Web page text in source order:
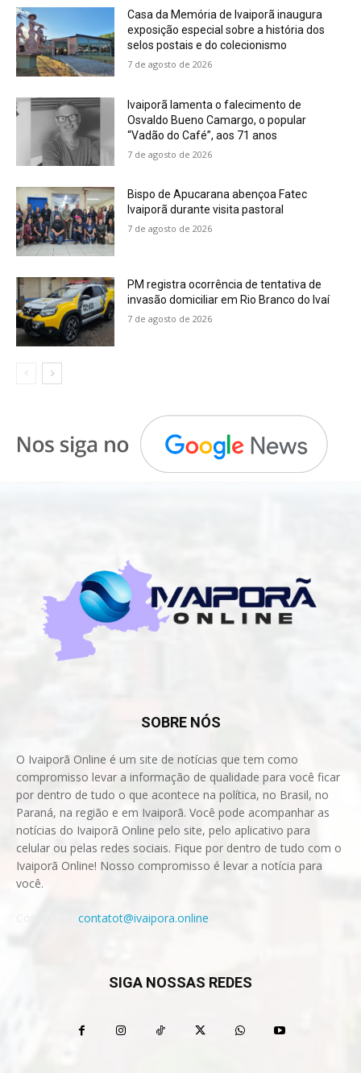
Casa da Memória de Ivaiporã inaugura
exposição especial sobre a história dos
selos postais e do colecionismo
7 de agosto de 2026
Ivaiporã lamenta o falecimento de
Osvaldo Bueno Camargo, o popular
“Vadão do Café”, aos 71 anos
7 de agosto de 2026
Bispo de Apucarana abençoa Fatec
Ivaiporã durante visita pastoral
7 de agosto de 2026
PM registra ocorrência de tentativa de
invasão domiciliar em Rio Branco do Ivaí
7 de agosto de 2026
SOBRE NÓS
O Ivaiporã Online é um site de notícias que tem como
compromisso levar a informação de qualidade para você ficar
por dentro de tudo o que acontece na política, no Brasil, no
Paraná, na região e em Ivaiporã. Você pode acompanhar as
notícias do Ivaiporã Online pelo site, pelo aplicativo para
celular ou pelas redes sociais. Fique por dentro de tudo com o
Ivaiporã Online! Nosso compromisso é levar a notícia para
você.
contatot@ivaipora.online
SIGA NOSSAS REDES